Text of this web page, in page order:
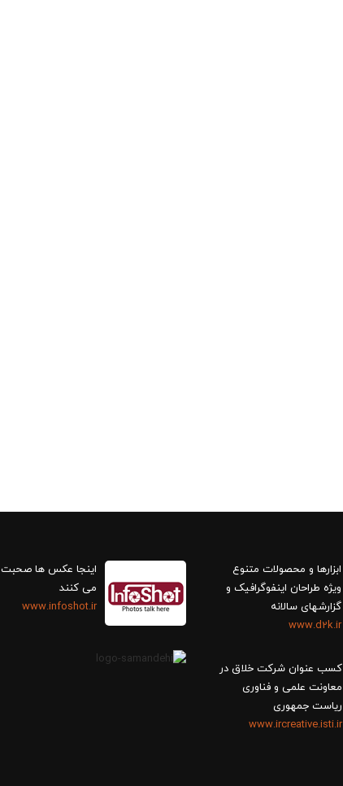
ابزارها و محصولات متنوع
ویژه طراحان اینفوگرافیک و
گزارش‎های سالانه
www.d2k.ir
کسب عنوان شرکت خلاق در
معاونت علمی و فناوری
ریاست جمهوری
www.ircreative.isti.ir
اینجا عکس ها صحبت
می کنند
www.infoshot.ir